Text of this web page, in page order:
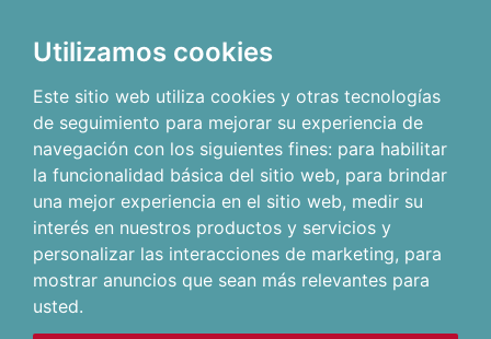
Utilizamos cookies
Este sitio web utiliza cookies y otras tecnologías
de seguimiento para mejorar su experiencia de
navegación con los siguientes fines: para habilitar
la funcionalidad básica del sitio web, para brindar
una mejor experiencia en el sitio web, medir su
interés en nuestros productos y servicios y
personalizar las interacciones de marketing, para
mostrar anuncios que sean más relevantes para
usted.